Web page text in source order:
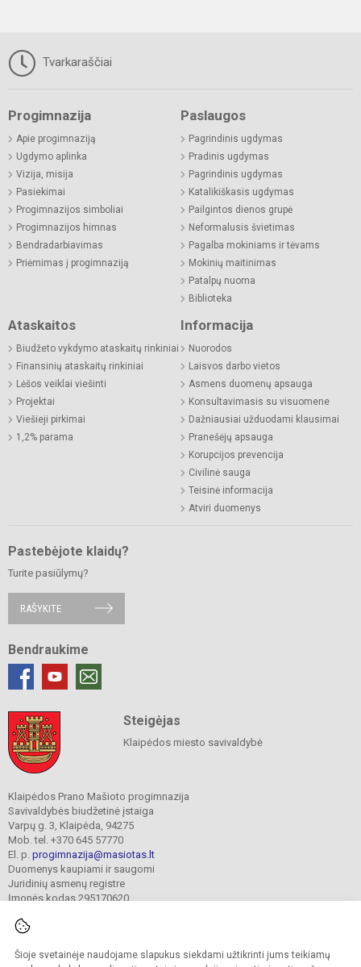
Šioje svetainėje naudojame slapukus siekdami užtikrinti jums teikiamų
Tvarkaraščiai
Progimnazija
Apie progimnaziją
Ugdymo aplinka
Vizija, misija
Pasiekimai
Progimnazijos simboliai
Progimnazijos himnas
Bendradarbiavimas
Priėmimas į progimnaziją
Paslaugos
Pagrindinis ugdymas
Pradinis ugdymas
Pagrindinis ugdymas
Katalikiškasis ugdymas
Pailgintos dienos grupė
Neformalusis švietimas
Pagalba mokiniams ir tėvams
Mokinių maitinimas
Patalpų nuoma
Biblioteka
Ataskaitos
Biudžeto vykdymo ataskaitų rinkiniai
Finansinių ataskaitų rinkiniai
Lėšos veiklai viešinti
Projektai
Viešieji pirkimai
1,2% parama
Informacija
Nuorodos
Laisvos darbo vietos
Asmens duomenų apsauga
Konsultavimasis su visuomene
Dažniausiai užduodami klausimai
Pranešėjų apsauga
Korupcijos prevencija
Civilinė sauga
Teisinė informacija
Atviri duomenys
Pastebėjote klaidų?
Turite pasiūlymų?
RAŠYKITE
Bendraukime
Steigėjas
Klaipėdos miesto savivaldybė
Klaipėdos Prano Mašioto progimnazija
Savivaldybės biudžetinė įstaiga
Varpų g. 3, Klaipėda, 94275
Mob. tel. +370 645 57770
El. p. progimnazija@masiotas.lt
Duomenys kaupiami ir saugomi
Juridinių asmenų registre
Įmonės kodas 295170620
© 2022. Klaipėdos Prano Mašioto progimnazija. Visos teisės saugomos.